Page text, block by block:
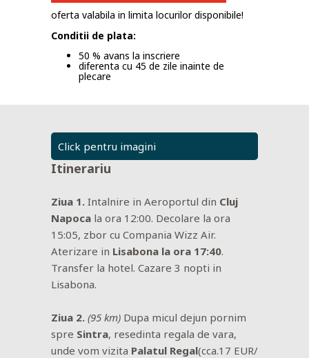
oferta valabila in limita locurilor disponibile!
Conditii de plata:
50 % avans la inscriere
diferenta cu 45 de zile inainte de
plecare
Click pentru imagini
Itinerariu
Ziua 1. Intalnire in Aeroportul din Cluj
Napoca la ora 12:00. Decolare la ora
15:05, zbor cu Compania Wizz Air.
Aterizare in Lisabona la ora 17:40.
Transfer la hotel. Cazare 3 nopti in
Lisabona.
Ziua 2. (95 km) Dupa micul dejun pornim
spre Sintra, resedinta regala de vara,
unde vom vizita Palatul Regal(cca.17 EUR/